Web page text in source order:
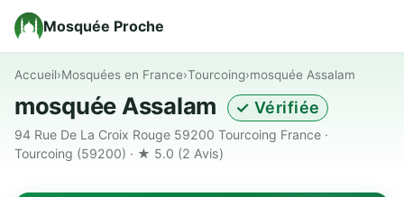
Mosquée Proche
Accueil›Mosquées en France›Tourcoing›mosquée Assalam
mosquée Assalam ✓ Vérifiée
94 Rue De La Croix Rouge 59200 Tourcoing France ·
Tourcoing (59200) · ★ 5.0 (2 Avis)